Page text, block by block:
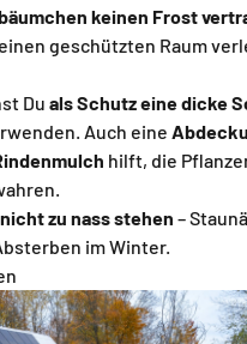
keinen Frost
geschützten Raum
Du als Schutz eine dicke
Auch eine
hilft, die
zu nass stehen –
im Winter.